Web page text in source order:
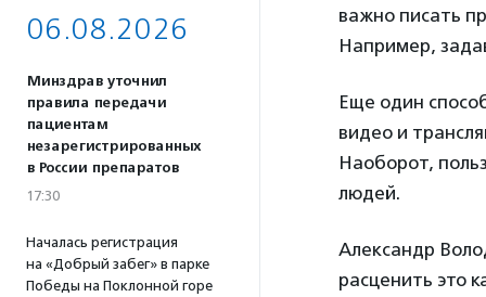
06.08.2026
Минздрав уточнил
правила передачи
пациентам
незарегистрированных
в России препаратов
17:30
Началась регистрация
на «Добрый забег» в парке
Победы на Поклонной горе
важно писать
Например,
Еще один
видео и
Наоборот,
людей.
Александр
расценить это